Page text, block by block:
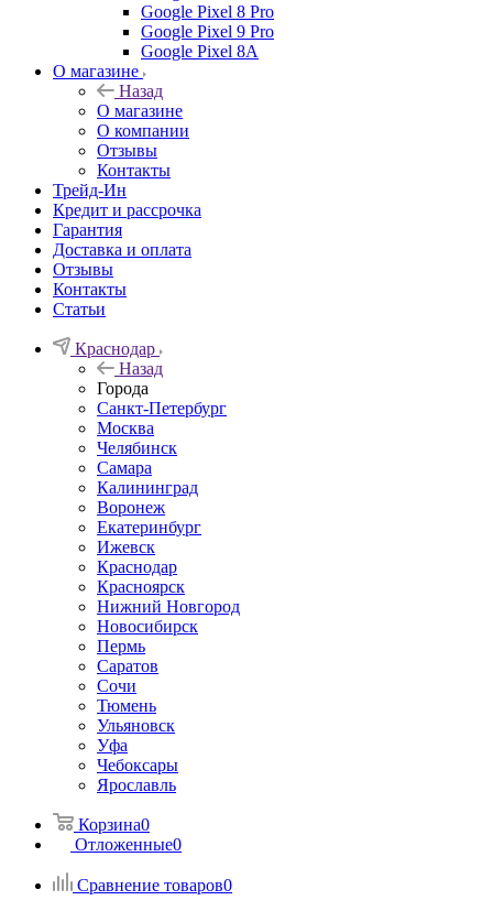
Google Pixel 8 Pro
Google Pixel 9 Pro
Google Pixel 8A
О магазине
Назад
О магазине
О компании
Отзывы
Контакты
Трейд-Ин
Кредит и рассрочка
Гарантия
Доставка и оплата
Отзывы
Контакты
Статьи
Краснодар
Назад
Города
Санкт-Петербург
Москва
Челябинск
Самара
Калининград
Воронеж
Екатеринбург
Ижевск
Краснодар
Красноярск
Нижний Новгород
Новосибирск
Пермь
Саратов
Сочи
Тюмень
Ульяновск
Уфа
Чебоксары
Ярославль
Корзина0
Отложенные0
Сравнение товаров0